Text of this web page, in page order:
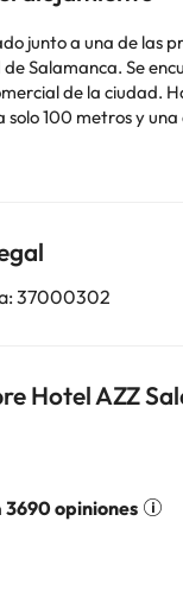
junto a una de las
Salamanca. Se
de la ciudad.
100 metros y
numerosas tiendas,
los alrededores. Por
y servicios que
tipo de visitante.
está sujeta a
dudas, contáctanos.
37000302
Hotel AZZ
3690 opiniones